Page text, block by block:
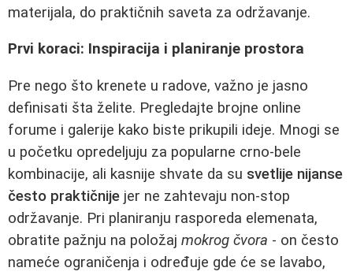
materijala, do praktičnih saveta za održavanje.
Prvi koraci: Inspiracija i planiranje prostora
Pre nego što krenete u radove, važno je jasno
definisati šta želite. Pregledajte brojne online
forume i galerije kako biste prikupili ideje. Mnogi se
u početku opredeljuju za popularne crno-bele
kombinacije, ali kasnije shvate da su svetlije nijanse
često praktičnije jer ne zahtevaju non-stop
održavanje. Pri planiranju rasporeda elemenata,
obratite pažnju na položaj mokrog čvora - on često
nameće ograničenja i određuje gde će se lavabo,